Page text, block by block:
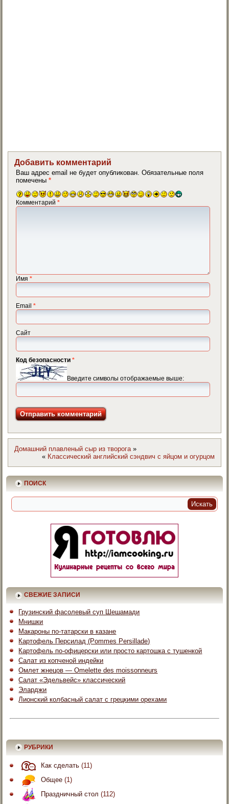
Добавить комментарий
Ваш адрес email не будет опубликован. Обязательные поля
помечены*
Комментарий*
Имя*
Email*
Сайт
Код безопасности*
Введите символы отображаемые выше:
Домашний плавленый сыр из творога»
« Классический английский сэндвич с яйцом и огурцом
ПОИСК
СВЕЖИЕ ЗАПИСИ
Грузинский фасолевый суп Шешамади
Мнишки
Макароны по-татарски в казане
Картофель Персилад (Pommes Persillade)
Картофель по-офицерски или просто картошка с тушенкой
Салат из копченой индейки
Омлет жнецов — Omelette des moissonneurs
Салат «Эдельвейс» классический
Эларджи
Лионский колбасный салат с грецкими орехами
РУБРИКИ
Как сделать (11)
Общее (1)
Праздничный стол (112)